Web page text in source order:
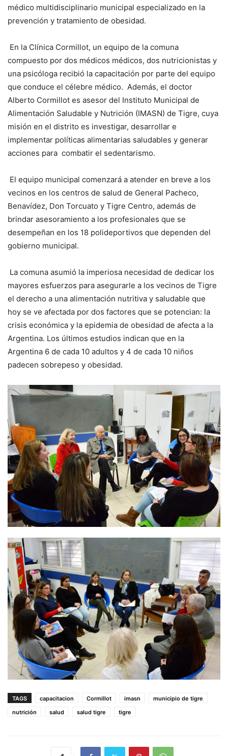
médico multidisciplinario municipal especializado en la
prevención y tratamiento de obesidad.
En la Clínica Cormillot, un equipo de la comuna
compuesto por dos médicos médicos, dos nutricionistas y
una psicóloga recibió la capacitación por parte del equipo
que conduce el célebre médico. Además, el doctor
Alberto Cormillot es asesor del Instituto Municipal de
Alimentación Saludable y Nutrición (IMASN) de Tigre, cuya
misión en el distrito es investigar, desarrollar e
implementar políticas alimentarias saludables y generar
acciones para combatir el sedentarismo.
El equipo municipal comenzará a atender en breve a los
vecinos en los centros de salud de General Pacheco,
Benavídez, Don Torcuato y Tigre Centro, además de
brindar asesoramiento a los profesionales que se
desempeñan en los 18 polideportivos que dependen del
gobierno municipal.
La comuna asumió la imperiosa necesidad de dedicar los
mayores esfuerzos para asegurarle a los vecinos de Tigre
el derecho a una alimentación nutritiva y saludable que
hoy se ve afectada por dos factores que se potencian: la
crisis económica y la epidemia de obesidad de afecta a la
Argentina. Los últimos estudios indican que en la
Argentina 6 de cada 10 adultos y 4 de cada 10 niños
padecen sobrepeso y obesidad.
TAGS capacitacion Cormillot imasn
municipio de tigre
nutrición
salud salud tigre tigre